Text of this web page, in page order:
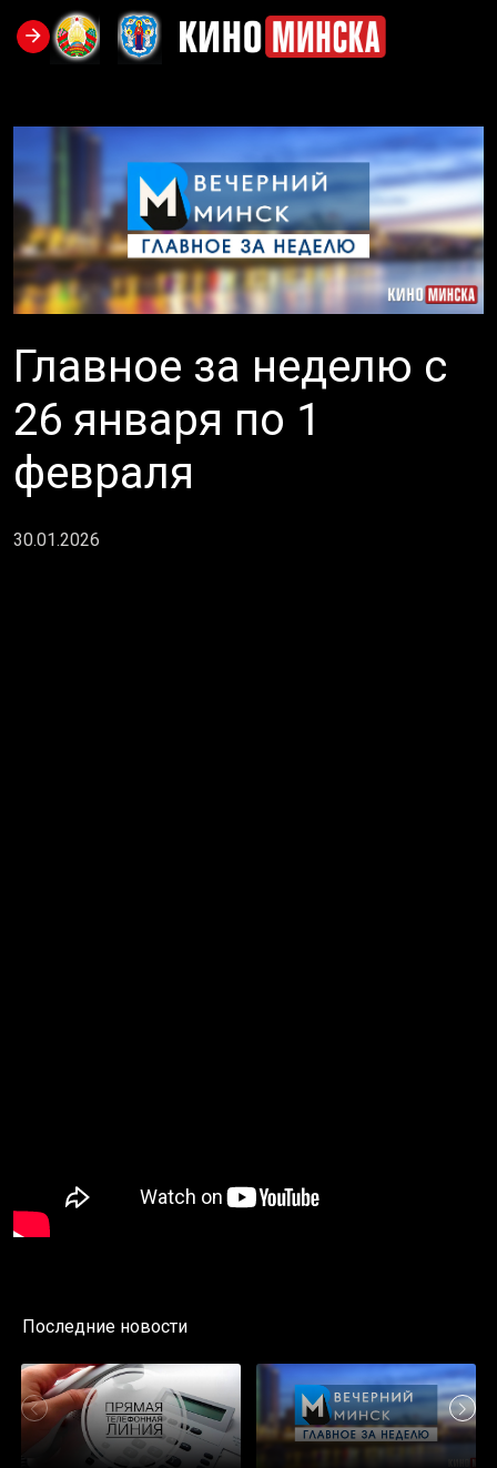
Главное за неделю с
26 января по 1
февраля
30.01.2026
Последние новости